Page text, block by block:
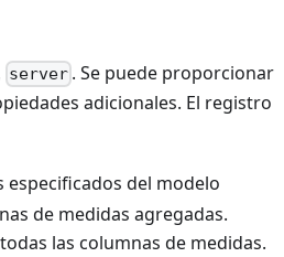
server . Se puede proporcionar
adicionales. El registro
especificados del modelo
de medidas agregadas.
las columnas de medidas.